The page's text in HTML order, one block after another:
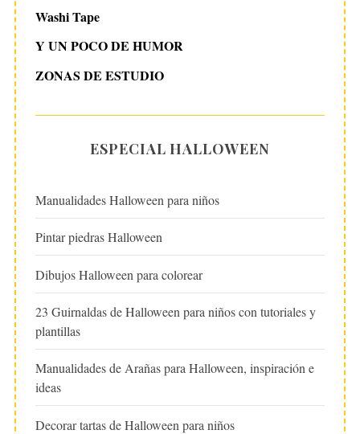
Washi Tape
Y UN POCO DE HUMOR
ZONAS DE ESTUDIO
ESPECIAL HALLOWEEN
Manualidades Halloween para niños
Pintar piedras Halloween
Dibujos Halloween para colorear
23 Guirnaldas de Halloween para niños con tutoriales y
plantillas
Manualidades de Arañas para Halloween, inspiración e
ideas
Decorar tartas de Halloween para niños